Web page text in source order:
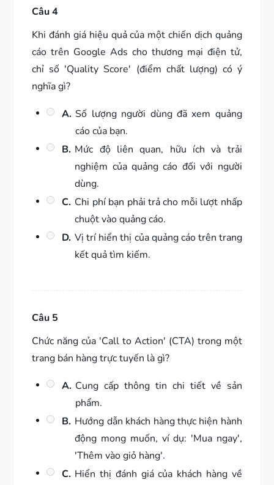
Câu 4
Khi đánh giá hiệu quả của một chiến dịch quảng
cáo trên Google Ads cho thương mại điện tử,
chỉ số 'Quality Score' (điểm chất lượng) có ý
nghĩa gì?
A. Số lượng người dùng đã xem quảng
cáo của bạn.
B. Mức độ liên quan, hữu ích và trải
nghiệm của quảng cáo đối với người
dùng.
C. Chi phí bạn phải trả cho mỗi lượt nhấp
chuột vào quảng cáo.
D. Vị trí hiển thị của quảng cáo trên trang
kết quả tìm kiếm.
Câu 5
Chức năng của 'Call to Action' (CTA) trong một
trang bán hàng trực tuyến là gì?
A. Cung cấp thông tin chi tiết về sản
phẩm.
B. Hướng dẫn khách hàng thực hiện hành
động mong muốn, ví dụ: 'Mua ngay',
'Thêm vào giỏ hàng'.
C. Hiển thị đánh giá của khách hàng về